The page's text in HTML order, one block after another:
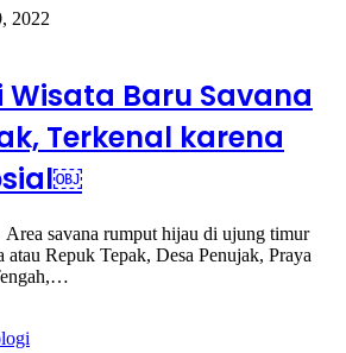
2022
Wisata Baru Savana
Terkenal karena
savana rumput hijau di ujung timur
atau Repuk Tepak, Desa Penujak, Praya